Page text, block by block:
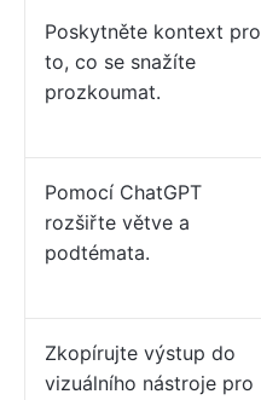
Poskytněte kontext pro
to, co se snažíte
prozkoumat.
Pomocí ChatGPT
rozšiřte větve a
podtémata.
Zkopírujte výstup do
vizuálního nástroje pro